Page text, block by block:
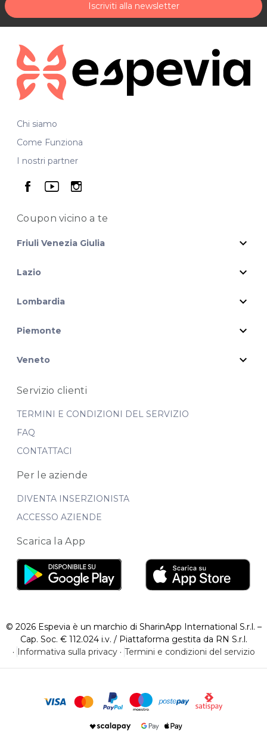
Iscriviti alla newsletter
Chi siamo
Come Funziona
I nostri partner
seguici su facebook
seguici su youtube
seguici su instagram
Coupon vicinoa te
Friuli Venezia Giulia expand_more
Lazio expand_more
Lombardia expand_more
Piemonte expand_more
Veneto expand_more
Servizio clienti
TERMINI E CONDIZIONI DEL SERVIZIO
FAQ
CONTATTACI
Per le aziende
DIVENTA INSERZIONISTA
ACCESSO AZIENDE
Scarica la App
© 2026 Espevia è un marchio di SharinApp International S.r.l. –
Cap. Soc. € 112.024 i.v. / Piattaforma gestita da RN S.r.l.
· Informativa sulla privacy· Termini e condizioni del servizio